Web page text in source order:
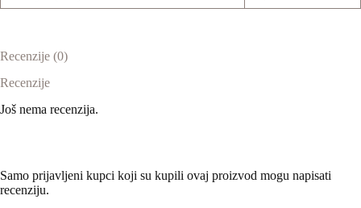
Recenzije (0)
Recenzije
Još nema recenzija.
Samo prijavljeni kupci koji su kupili ovaj proizvod mogu napisati
recenziju.